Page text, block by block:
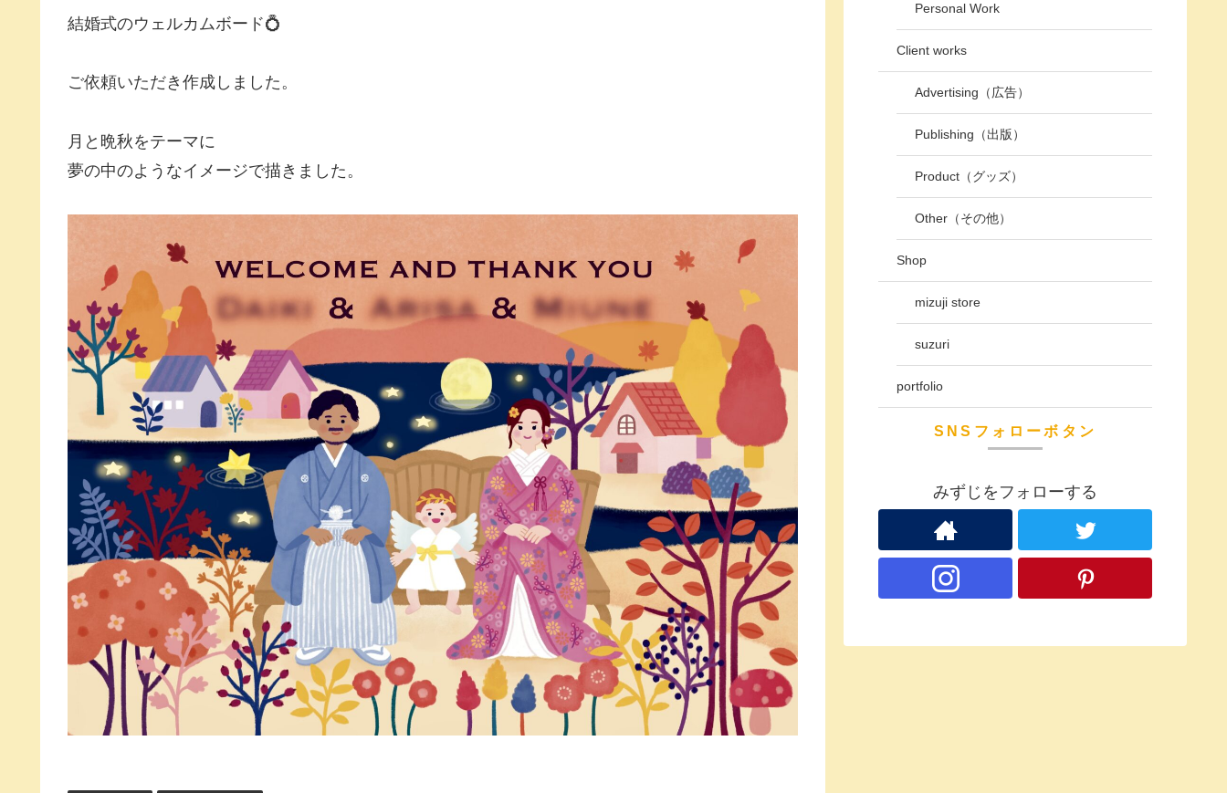
結婚式のウェルカムボード💍
ご依頼いただき作成しました。
月と晩秋をテーマに
夢の中のようなイメージで描きました。
Personal Work
Client works
Advertising（広告）
Publishing（出版）
Product（グッズ）
Other（その他）
Shop
mizuji store
suzuri
portfolio
SNSフォローボタン
みずじをフォローする